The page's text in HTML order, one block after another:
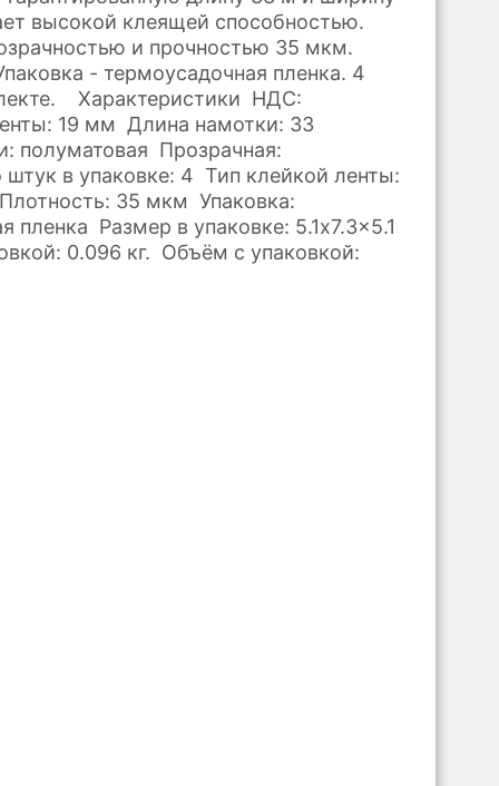
высокой клеящей способностью.
и прочностью 35 мкм.
- термоусадочная пленка. 4
Характеристики НДС:
19 мм Длина намотки: 33
полуматовая Прозрачная:
в упаковке: 4 Тип клейкой ленты:
35 мкм Упаковка:
пленка Размер в упаковке: 5.1x7.3x5.1
0.096 кг. Объём с упаковкой: